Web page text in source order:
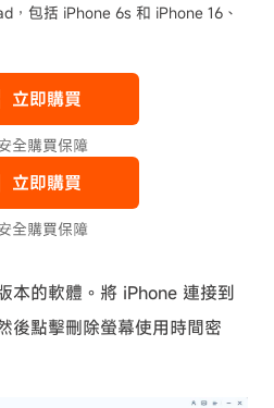
，包括 iPhone 6s 和 iPhone 16、
本的軟體。將 iPhone 連接到
後點擊刪除螢幕使用時間密